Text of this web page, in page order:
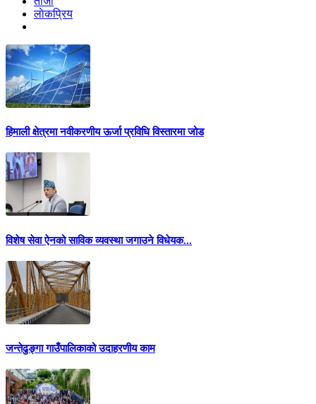
लाेकप्रिय
हिमाली क्षेत्रमा नवीकरणीय ऊर्जा प्रविधि विस्तारमा जोड
विशेष सेवा ऐनको साविक व्यवस्था जगाउने विधेयक...
जन्तेढुङ्गा गाउँपालिकाको उदाहरणीय काम